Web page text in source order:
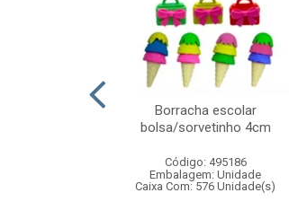
Borracha escolar
bolsa/sorvetinho 4cm
Código: 495186
Embalagem: Unidade
Caixa Com: 576 Unidade(s)